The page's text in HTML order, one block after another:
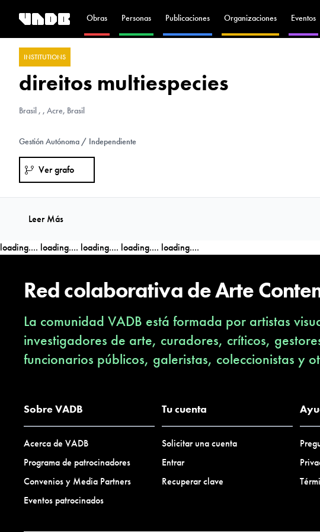
Obras Personas Publicaciones Organizaciones Eventos
INSTITUTIONS
direitos multiespecies
Brasil , , Acre, Brasil
Gestión Autónoma / Independiente
Ver grafo
Leer Más
loading.... loading.... loading.... loading.... loading....
Red colaborativa de Arte
La comunidad VADB está formada por artistas
investigadores de arte, curadores, críticos,
funcionarios públicos, galeristas, coleccionistas y
Sobre VADB
Acerca de VADB
Programa de patrocinadores
Convenios y Media Partners
Eventos patrocinados
Tu cuenta
Solicitar una cuenta
Entrar
Recuperar clave